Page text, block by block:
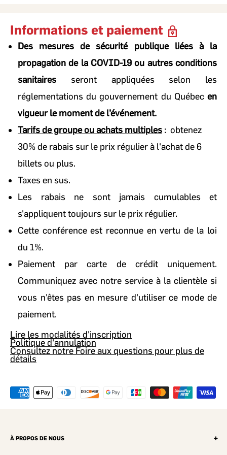
connaissances à d'autres outils de productivité.
Production de synthèses textuelles
exhaustives et de rapports d'état pour la gouvernance de
projet.
Action "Flashcards & Quiz" : Accélération de l'intégration
procédures.
Action "Intégration Gemini" :Utiliser le carnet (notebook)
structuré comme source de contexte pour Gemini afin
d'étendre les capacités d'analyse et de rédaction.
Atelier final :Création d'un rapport opérationnel
(Reports), d'un outil de validation rapide (Quiz) prêts à
du carnet comme source dans Gemini.
Informations et paiement
Des mesures de sécurité publique liées à la
propagation de la COVID-19 ou autres conditions
sanitaires seront appliquées selon les
réglementations du gouvernement du Québec en
vigueur le moment de l’événement.
Tarifs de groupe ou achats multiples : obtenez
30% de rabais sur le prix régulier à l'achat de 6
billets ou plus.
Taxes en sus.
Les rabais ne sont jamais cumulables et
s'appliquent toujours sur le prix régulier.
Cette conférence est reconnue en vertu de la loi
du 1%.
Paiement par carte de crédit uniquement.
Communiquez avec notre service à la clientèle si
vous n'êtes pas en mesure d'utiliser ce mode de
paiement.
Lire les modalités d'inscription
Politique d'annulation
Consultez notre Foire aux questions pour plus de
détails
À PROPOS DE NOUS